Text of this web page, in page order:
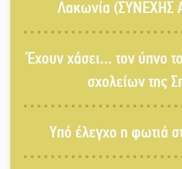
Λακωνία
Έχουν χάσει... τον ύπνο
σχολείων της
Υπό έλεγχο η φωτιά